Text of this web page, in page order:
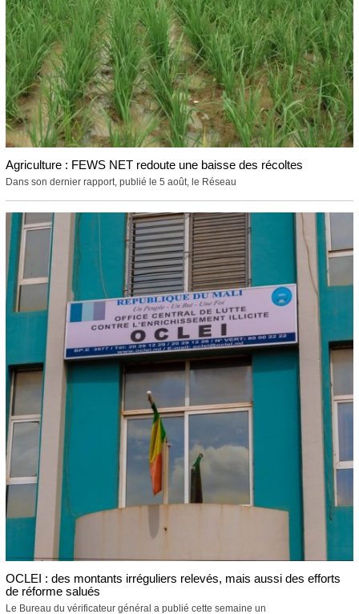
Agriculture : FEWS NET redoute une baisse des récoltes
Dans son dernier rapport, publié le 5 août, le Réseau
OCLEI : des montants irréguliers relevés, mais aussi des efforts
de réforme salués
Le Bureau du vérificateur général a publié cette semaine un